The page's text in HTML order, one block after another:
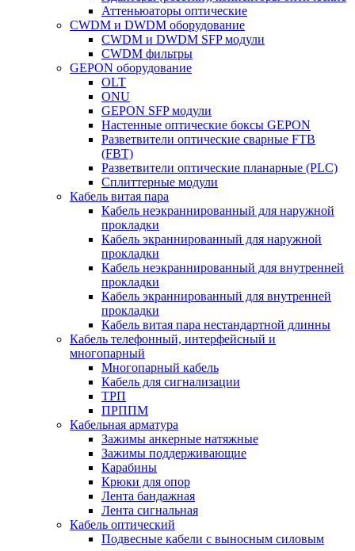
Аттеньюаторы оптические
CWDM и DWDM оборудование
CWDM и DWDM SFP модули
CWDM фильтры
GEPON оборудование
OLT
ONU
GEPON SFP модули
Настенные оптические боксы GEPON
Разветвители оптические сварные FTB
(FBT)
Разветвители оптические планарные (PLC)
Сплиттерные модули
Кабель витая пара
Кабель неэкраннированный для наружной
прокладки
Кабель экраннированный для наружной
прокладки
Кабель неэкраннированный для внутренней
прокладки
Кабель экраннированный для внутренней
прокладки
Кабель витая пара нестандартной длинны
Кабель телефонный, интерфейсный и
многопарный
Многопарный кабель
Кабель для сигнализации
ТРП
ПРППМ
Кабельная арматура
Зажимы анкерные натяжные
Зажимы поддерживающие
Карабины
Крюки для опор
Лента бандажная
Лента сигнальная
Кабель оптический
Подвесные кабели с выносным силовым